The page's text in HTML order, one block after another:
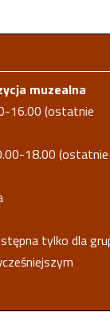
muzealna
16.00 (ostatnie
18.00 (ostatnie
tylko dla